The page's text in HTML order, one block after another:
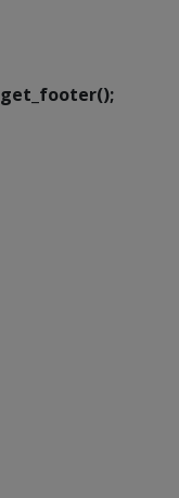
get_footer();